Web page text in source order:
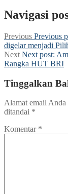
Navigasi
Previous Previous
digelar menjadi
Next Next post:
Rangka HUT BRI
Tinggalkan
Alamat email
ditandai *
Komentar *